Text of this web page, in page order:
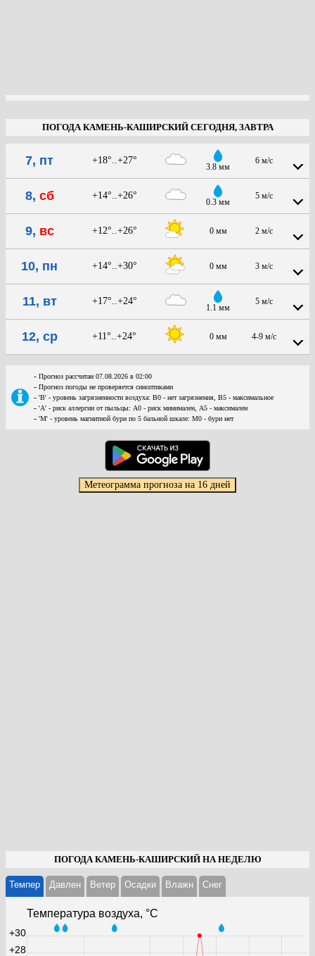
ПОГОДА КАМЕНЬ-КАШИРСКИЙ СЕГОДНЯ, ЗАВТРА
7, пт +18°..+27°
3.8 мм
6 м/с
8, сб +14°..+26°
0.3 мм
5 м/с
9, вс +12°..+26° 0 мм 2 м/с
10, пн +14°..+30° 0 мм 3 м/с
11, вт +17°..+24°
1.1 мм
5 м/с
12, ср +11°..+24° 0 мм 4-9 м/с
- Прогноз рассчитан 07.08.2026 в 02:00
- Прогноз погоды не проверяется синоптиками
- 'В' - уровень загрязненности воздуха: В0 - нет загрязнения, В5 - максимальное
- 'А' - риск аллергии от пыльцы: А0 - риск минимален, А5 - максимален
- 'М' - уровень магнитной бури по 5 бальной шкале: М0 - бури нет
ПОГОДА КАМЕНЬ-КАШИРСКИЙ НА НЕДЕЛЮ
Темпер Давлен Ветер Осадки Влажн Cнег
Температура воздуха, °С
+28
+30